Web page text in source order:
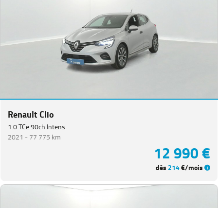
Renault Clio
1.0 TCe 90ch Intens
2021 -77 775 km
12 990 €
dès 214€/mois